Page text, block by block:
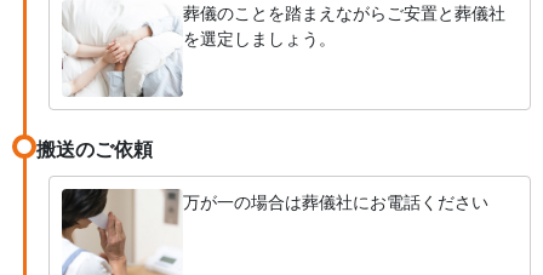
葬儀のことを踏まえながらご安置と葬儀社
を選定しましょう。
搬送のご依頼
万が一の場合は葬儀社にお電話ください